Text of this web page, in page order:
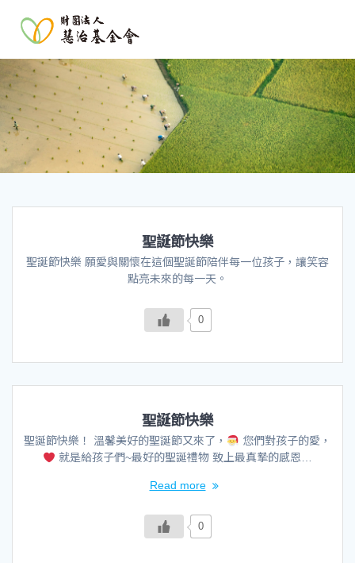
聖誕節快樂
聖誕節快樂 願愛與關懷在這個聖誕節陪伴每一位孩子，讓笑容
點亮未來的每一天。
0
聖誕節快樂
聖誕節快樂！ 溫馨美好的聖誕節又來了，
您們對孩子的愛，
就是給孩子們~最好的聖誕禮物 致上最真摯的感恩…
Read more
0